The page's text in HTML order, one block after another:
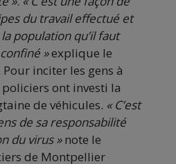
du travail effectué et
population qu’il faut
»explique le
inciter les gens à
policiers ont investi la
de véhicules. « C’est
de sa responsabilité
du virus »note le
de Montpellier